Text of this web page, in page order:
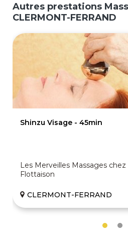
Autres prestations
CLERMONT-FERRAND
Shinzu Visage - 45min
Les Merveilles Massages chez
Flottaison
CLERMONT-FERRAND